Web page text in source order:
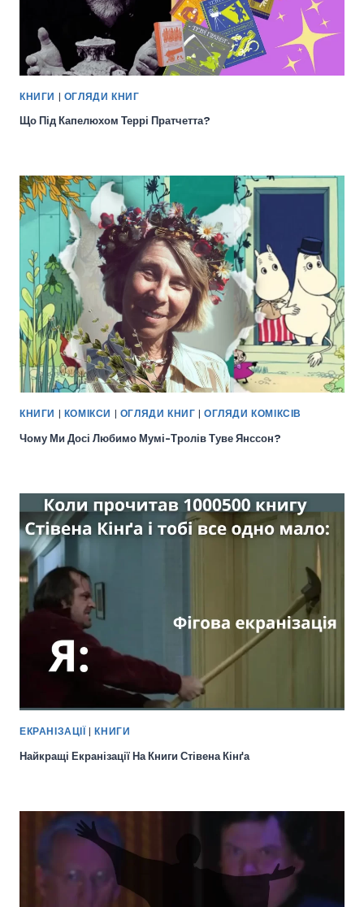
КНИГИ | ОГЛЯДИ КНИГ
Що Під Капелюхом Террі Пратчетта?
КНИГИ | КОМІКСИ | ОГЛЯДИ КНИГ |ОГЛЯДИ КОМІКСІВ
Чому Ми Досі Любимо Мумі-Тролів Туве Янссон?
ЕКРАНІЗАЦІЇ |КНИГИ
Найкращі Екранізації На Книги Стівена Кінґа